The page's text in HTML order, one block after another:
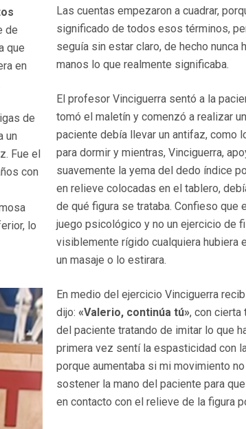
de
que
en
de
un
Fue el
con
lo
Las cuentas empezaron a cuadrar,
significado de todos esos términos,
seguía sin estar claro, de hecho nunca
manos lo que realmente significaba.
El profesor Vinciguerra sentó a la
tomó el maletín y comenzó a realizar
paciente debía llevar un antifaz, como
para dormir y mientras, Vinciguerra,
suavemente la yema del dedo índice
en relieve colocadas en el tablero,
de qué figura se trataba. Confieso que
juego psicológico y no un ejercicio de
visiblemente rígido cualquiera hubiera
un masaje o lo estirara.
En medio del ejercicio Vinciguerra
dijo: «Valerio, continúa tú», con cierta
del paciente tratando de imitar lo que
primera vez sentí la espasticidad con
porque aumentaba si mi movimiento
sostener la mano del paciente para
en contacto con el relieve de la figura